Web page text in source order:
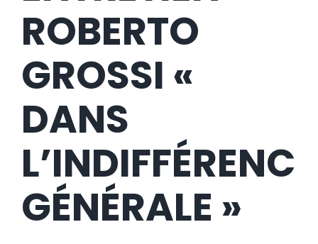
ROBERTO
GROSSI «
DANS
L’INDIFFÉRENCE
GÉNÉRALE »